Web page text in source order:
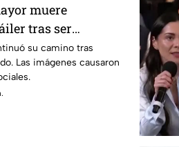
muere
tras ser
su camino tras
Las imágenes causaron